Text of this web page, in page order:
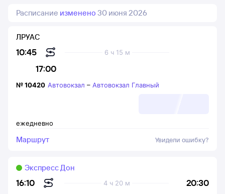
Расписание изменено 30 июня 2026
10:45
17:00
6 ч 15 м
ЛРУАС
ежедневно
№10420 Автовокзал – Автовокзал Главный
Маршрут Увидели ошибку?
16:10 20:30
4 ч 20 м
Экспресс Дон